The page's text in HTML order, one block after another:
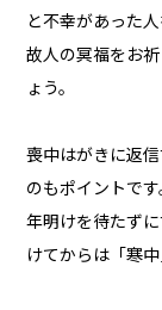
と不幸があった
故人の冥福をお
ょう。
喪中はがきに返
のもポイントです
年明けを待たず
けてからは「寒